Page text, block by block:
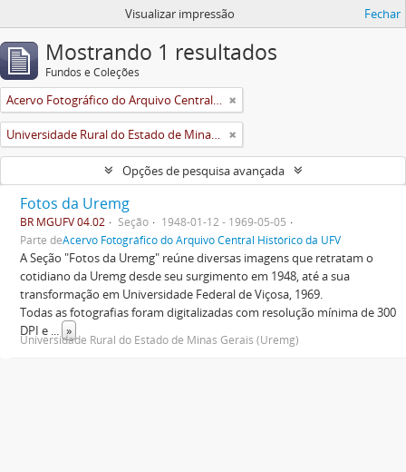
Visualizar impressão Fechar
Mostrando 1 resultados
Fundos e Coleções
Acervo Fotográfico do Arquivo Central Histórico da UFV
Universidade Rural do Estado de Minas Gerais (Uremg)
Opções de pesquisa avançada
Fotos da Uremg
BR MGUFV 04.02 Seção
1948-01-12 - 1969-05-05
Parte deAcervo Fotográfico do Arquivo Central Histórico da UFV
A Seção "Fotos da Uremg" reúne diversas imagens que retratam o
cotidiano da Uremg desde seu surgimento em 1948, até a sua
transformação em Universidade Federal de Viçosa, 1969.
Todas as fotografias foram digitalizadas com resolução mínima de 300
DPI e ... »
Universidade Rural do Estado de Minas Gerais (Uremg)